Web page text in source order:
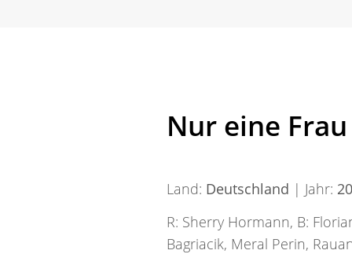
Nur eine Frau
Land: Deutschland | Jahr:
R: Sherry Hormann, B:
Bagriacik, Meral Perin,